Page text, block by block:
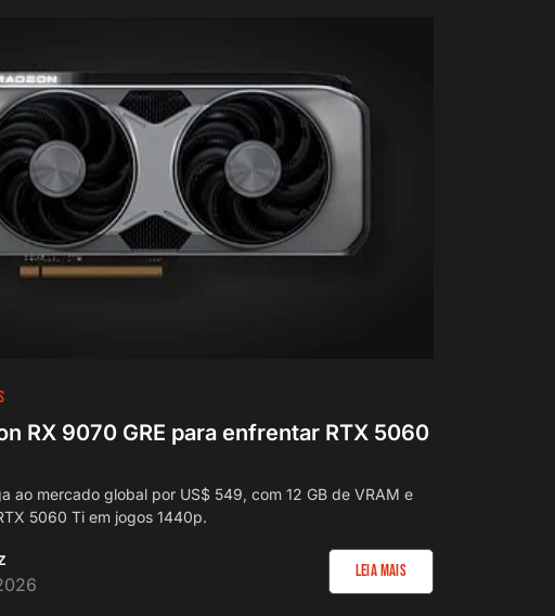
RX 9070 GRE para enfrentar RTX 5060
ao mercado global por US$ 549, com 12 GB de VRAM e
5060 Ti em jogos 1440p.
Leia Mais